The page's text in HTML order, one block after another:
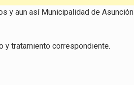
y aun así Municipalidad de Asunción
y tratamiento correspondiente.